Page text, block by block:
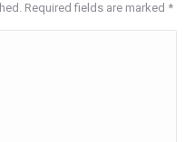
Required fields are marked *